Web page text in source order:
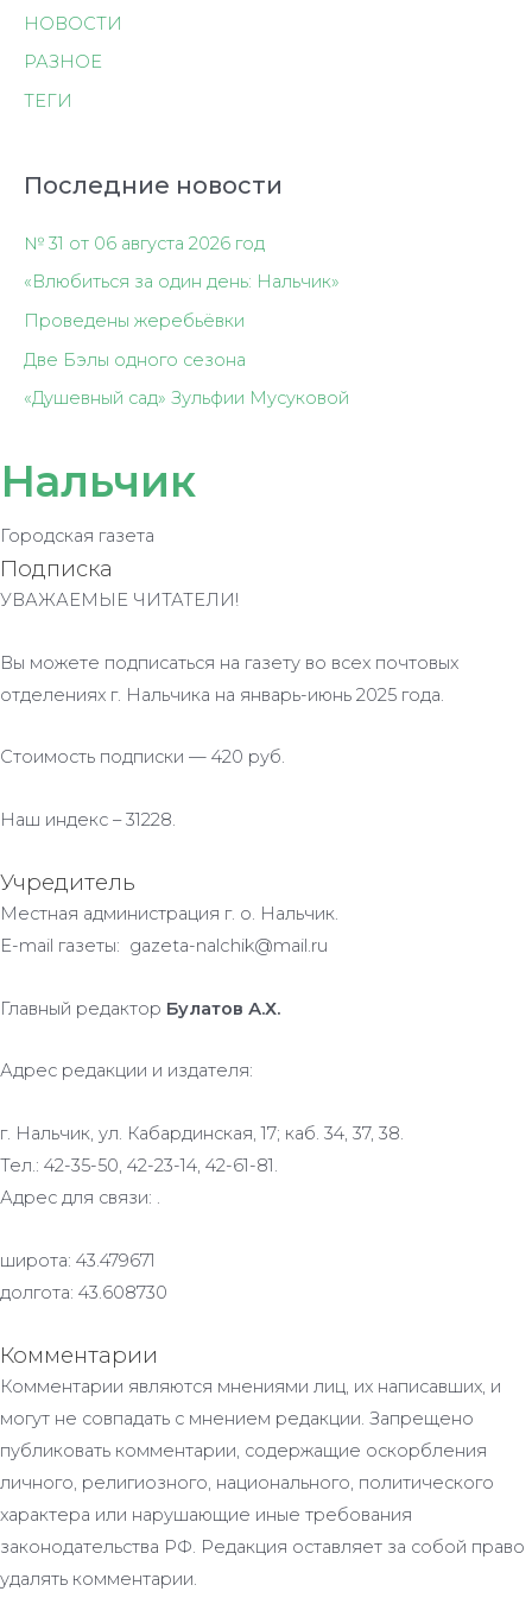
НОВОСТИ
РАЗНОЕ
ТЕГИ
Последние новости
№ 31 от 06 августа 2026 год
«Влюбиться за один день: Нальчик»
Проведены жеребьёвки
Две Бэлы одного сезона
«Душевный сад» Зульфии Мусуковой
Нальчик
Городская газета
Подписка
УВАЖАЕМЫЕ ЧИТАТЕЛИ!
Вы можете подписаться на газету во всех почтовых
отделениях г. Нальчика на январь-июнь 2025 года.
Стоимость подписки — 420 руб.
Наш индекс – 31228.
Учредитель
Местная администрация г. о. Нальчик.
E-mail газеты: gazeta-nalchik@mail.ru
Главный редактор Булатов А.Х.
Адрес редакции и издателя:
г. Нальчик, ул. Кабардинская, 17; каб. 34, 37, 38.
Тел.: 42-35-50, 42-23-14, 42-61-81.
Адрес для связи: .
широта: 43.479671
долгота: 43.608730
Комментарии
Комментарии являются мнениями лиц, их написавших, и
могут не совпадать с мнением редакции. Запрещено
публиковать комментарии, содержащие оскорбления
личного, религиозного, национального, политического
характера или нарушающие иные требования
законодательства РФ. Редакция оставляет за собой право
удалять комментарии.